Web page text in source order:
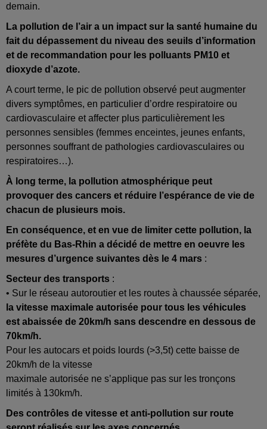
demain.
La pollution de l’air a un impact sur la santé humaine du
fait du dépassement du niveau des seuils d’information
et de recommandation pour les polluants PM10 et
dioxyde d’azote.
A court terme, le pic de pollution observé peut augmenter
divers symptômes, en particulier d’ordre respiratoire ou
cardiovasculaire et affecter plus particulièrement les
personnes sensibles (femmes enceintes, jeunes enfants,
personnes souffrant de pathologies cardiovasculaires ou
respiratoires…).
À long terme, la pollution atmosphérique peut
provoquer des cancers et réduire l’espérance de vie de
chacun de plusieurs mois.
En conséquence, et en vue de limiter cette pollution, la
préfète du Bas-Rhin a décidé de mettre en oeuvre les
mesures d’urgence suivantes dès le 4 mars :
Secteur des transports :
• Sur le réseau autoroutier et les routes à chaussée séparée,
la vitesse maximale autorisée pour tous les véhicules
est abaissée de 20km/h sans descendre en dessous de
70km/h.
Pour les autocars et poids lourds (>3,5t) cette baisse de
20km/h de la vitesse
maximale autorisée ne s’applique pas sur les tronçons
limités à 130km/h.
Des contrôles de vitesse et anti-pollution sur route